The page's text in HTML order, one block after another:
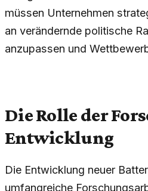
müssen Unternehmen
an verändernde politische
anzupassen und
Die Rolle der
Entwicklung
Die Entwicklung neuer
umfangreiche